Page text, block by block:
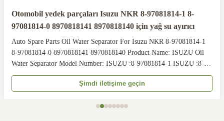
Otomobil yedek parçaları Isuzu NKR 8-97081814-1 8-
97081814-0 8970818141 8970818140 için yağ su ayırıcı
Auto Spare Parts Oil Water Separator For Isuzu NKR 8-97081814-1
8-97081814-0 8970818141 8970818140 Product Name: ISUZU Oil
Water Separator Model Number: ISUZU :8-97081814-1 ISUZU :8-
97081814-0 ISUZU :8970818141 ISUZU :8970818140 Size: Standard
Car Make: ISUZU NKR Quality: High Warranty: 3months Our ...
Şimdi iletişime geçin